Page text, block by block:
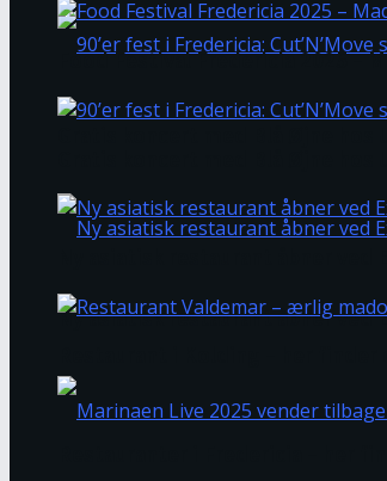
Ny asiatisk restaurant åbner ved
Food Festival Fredericia 2025 –